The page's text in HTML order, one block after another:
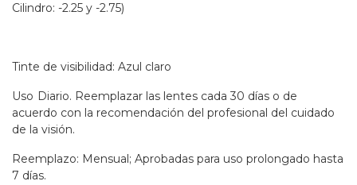
Cilindro: -2.25 y -2.75)
Tinte de visibilidad: Azul claro
Uso Diario. Reemplazar las lentes cada 30 días o de
acuerdo con la recomendación del profesional del cuidado
de la visión.
Reemplazo: Mensual; Aprobadas para uso prolongado hasta
7 días.